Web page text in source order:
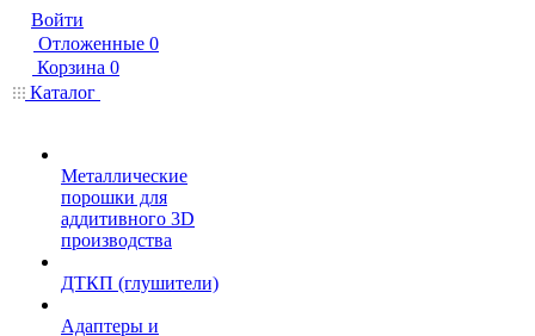
Войти
Отложенные 0
Корзина 0
Каталог
Металлические
порошки для
аддитивного 3D
производства
ДТКП (глушители)
Адаптеры и